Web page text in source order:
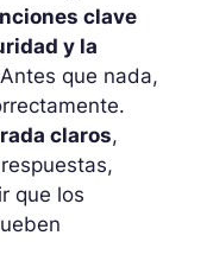
clave
y la
que nada,
claros,
que los